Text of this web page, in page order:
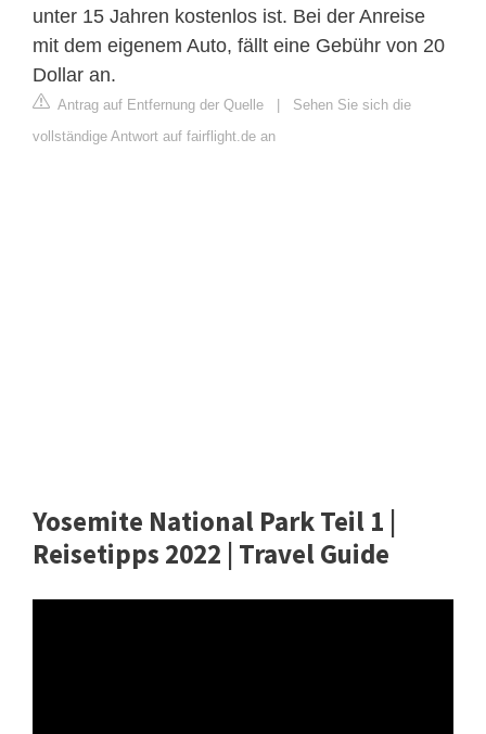
unter 15 Jahren kostenlos ist. Bei der Anreise
mit dem eigenem Auto, fällt eine Gebühr von 20
Dollar an.
Antrag auf Entfernung der Quelle
Sehen Sie sich die
vollständige Antwort auf fairflight.de an
Yosemite National Park Teil 1 |
Reisetipps 2022 | Travel Guide